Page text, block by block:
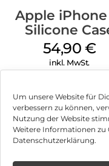
Um unsere Website für
verbessern zu können,
Nutzung der Website
Weitere Informationen zu
Datenschutzerklärung.
Apple iPhone
Silicone
MagSafe
54,90 €
inkl. MwSt.
Impressum